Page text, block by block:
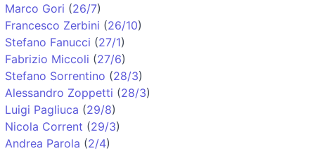
Marco Gori (26/7)
Francesco Zerbini (26/10)
Stefano Fanucci (27/1)
Fabrizio Miccoli (27/6)
Stefano Sorrentino (28/3)
Alessandro Zoppetti (28/3)
Luigi Pagliuca (29/8)
Nicola Corrent (29/3)
Andrea Parola (2/4)